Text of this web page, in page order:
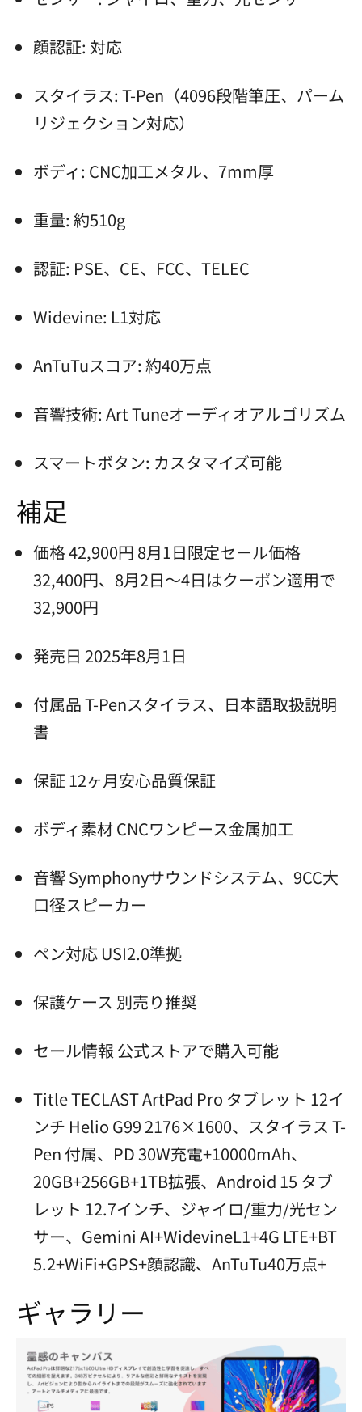
顔認証: 対応
スタイラス: T-Pen（4096段階筆圧、パーム
リジェクション対応）
ボディ: CNC加工メタル、7mm厚
重量: 約510g
認証: PSE、CE、FCC、TELEC
Widevine: L1対応
AnTuTuスコア: 約40万点
音響技術: Art Tuneオーディオアルゴリズム
スマートボタン: カスタマイズ可能
補足
価格 42,900円 8月1日限定セール価格
32,400円、8月2日～4日はクーポン適用で
32,900円
発売日 2025年8月1日
付属品 T-Penスタイラス、日本語取扱説明
書
保証 12ヶ月安心品質保証
ボディ素材 CNCワンピース金属加工
音響 Symphonyサウンドシステム、9CC大
口径スピーカー
ペン対応 USI2.0準拠
保護ケース 別売り推奨
セール情報 公式ストアで購入可能
Title TECLAST ArtPad Pro タブレット 12イ
ンチ Helio G99 2176×1600、スタイラス T-
Pen 付属、PD 30W充電+10000mAh、
20GB+256GB+1TB拡張、Android 15 タブ
レット 12.7インチ、ジャイロ/重力/光セン
サー、Gemini AI+WidevineL1+4G LTE+BT
5.2+WiFi+GPS+顔認識、AnTuTu40万点+
ギャラリー